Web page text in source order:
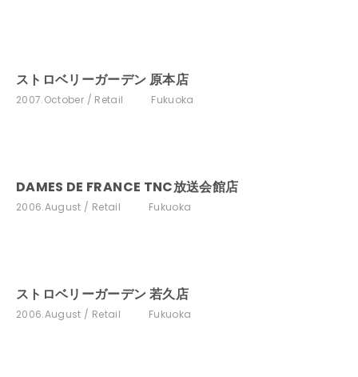
ストロベリーガーデン 原本店
2007.October Retail Fukuoka
DAMES DE FRANCE TNC放送会館店
2006.August Retail Fukuoka
ストロベリーガーデン 若久店
2006.August Retail Fukuoka